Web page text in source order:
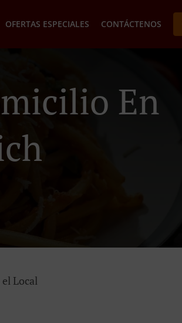
OFERTAS ESPECIALES CONTÁCTENOS
En
Local